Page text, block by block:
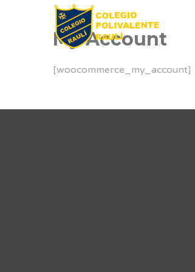
My Account
[woocommerce_my_account]